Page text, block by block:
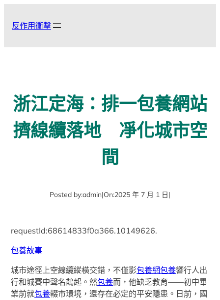
反作用衝擊
浙江定海：排一包養網站
擠線纜落地 凈化城市空
間
Posted by:admin|On:2025 年 7 月 1 日|
requestId:68614833f0a366.10149626.
包養故事
城市途徑上空線纜縱橫交錯，不僅影包養網包養響行人出
行和城賽中聲名鵲起。然包養而，他缺乏教育——初中畢
業前就包養輟市環境，還存在必定的平安隱患。日前，國